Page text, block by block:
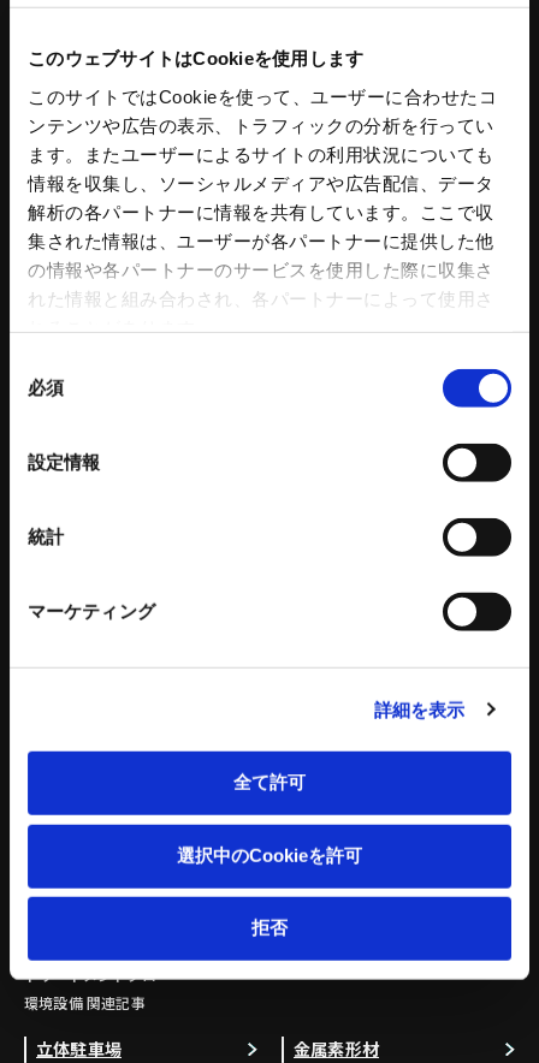
このウェブサイトはCookieを使用します
このサイトではCookieを使って、ユーザーに合わせたコ
ンテンツや広告の表示、トラフィックの分析を行ってい
ます。またユーザーによるサイトの利用状況についても
情報を収集し、ソーシャルメディアや広告配信、データ
解析の各パートナーに情報を共有しています。ここで収
集された情報は、ユーザーが各パートナーに提供した他
の情報や各パートナーのサービスを使用した際に収集さ
れた情報と組み合わされ、各パートナーによって使用さ
必須
設定情報
統計
マーケティング
詳細を表示
全て許可
選択中のCookieを許可
拒否
工作機器
スタンダードチャック
アドバンスチャック
ハンドチャック
チャック部品
把握力計
回転シリンダ
パワーバイス
ワークグリッパ
カタログダウンロード
工作機器 関連コンテンツ
コンクリートプラント
コンクリートプラント
コンクリートミキサ
操作盤
プラント水処理設備
プラント付帯設備
トリートメントプロ
環境設備
バッチ式混練造粒機シリーズ
連続式混合機
もみがら粉砕機
トリートメントプロ
環境設備 関連記事
建設機械
タワークレーン - ビルマンシリーズ
特殊機械
建設機械 関連記事
立体駐車場 金属素形材